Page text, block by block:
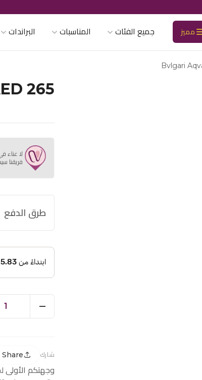
مميز جميع الفئات المناسبات البراندات
Bvlgari
265
لا عناء
فريقنا
طرق الدفع
1
شارك Share
وجهتكم الأولى